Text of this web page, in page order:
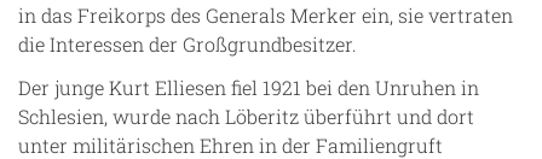
in das Freikorps des Generals Merker ein, sie vertraten
die Interessen der Großgrundbesitzer.
Der junge Kurt Elliesen fiel 1921 bei den Unruhen in
Schlesien, wurde nach Löberitz überführt und dort
unter militärischen Ehren in der Familiengruft